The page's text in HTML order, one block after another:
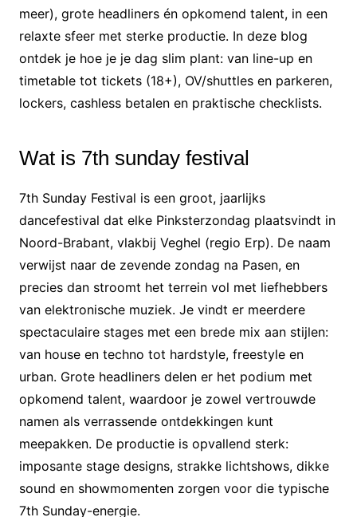
meer), grote headliners én opkomend talent, in een
relaxte sfeer met sterke productie. In deze blog
ontdek je hoe je je dag slim plant: van line-up en
timetable tot tickets (18+), OV/shuttles en parkeren,
lockers, cashless betalen en praktische checklists.
Wat is 7th sunday festival
7th Sunday Festival is een groot, jaarlijks
dancefestival dat elke Pinksterzondag plaatsvindt in
Noord-Brabant, vlakbij Veghel (regio Erp). De naam
verwijst naar de zevende zondag na Pasen, en
precies dan stroomt het terrein vol met liefhebbers
van elektronische muziek. Je vindt er meerdere
spectaculaire stages met een brede mix aan stijlen:
van house en techno tot hardstyle, freestyle en
urban. Grote headliners delen er het podium met
opkomend talent, waardoor je zowel vertrouwde
namen als verrassende ontdekkingen kunt
meepakken. De productie is opvallend sterk:
imposante stage designs, strakke lichtshows, dikke
sound en showmomenten zorgen voor die typische
7th Sunday-energie.